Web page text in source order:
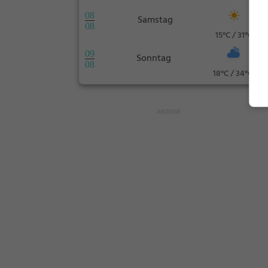
08
08
Samstag
15°C / 31°C
09
08
Sonntag
18°C / 34°C